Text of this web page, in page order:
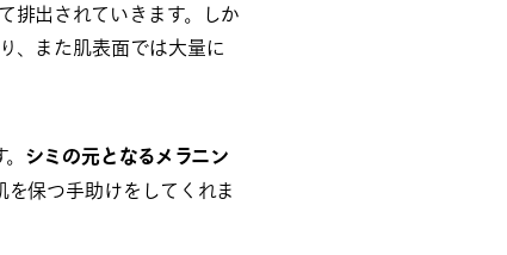
排出されていきます。しか
、また肌表面では大量に
シミの元となるメラニン
保つ手助けをしてくれま